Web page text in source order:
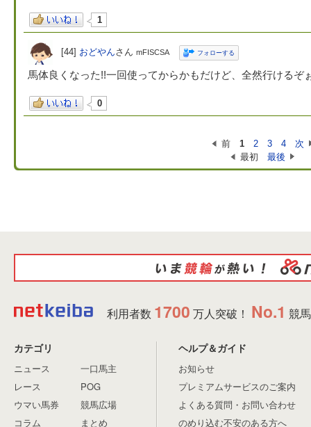
1
[44] おどやんさん mFISCSA フォローする
馬体良くなった!!一回使ってからかもだけど、全然行けるぞ
0
前 1 2 3 4
次
最初
最後
利用者数 1700 万人突破！ No.1 競
カテゴリ
ニュース
レース
ウマい馬券
コラム
一口馬主
POG
競馬広場
まとめ
ヘルプ＆ガイド
お知らせ
プレミアムサービスのご案内
よくある質問・お問い合わせ
のめり込む不安のある方へ